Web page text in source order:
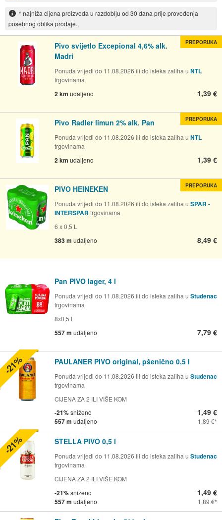
* najniža cijena proizvoda u razdoblju od 30 dana prije provođenja
posebnog oblika prodaje.
Pivo svijetlo Excepional 4,6% alk.
Madri
Ponuda vrijedi do 11.08.2026 ili do isteka zaliha u NTL
trgovinama
2 km udaljeno 1,39 €
PREPORUKA
Pivo Radler limun 2% alk. Pan
Ponuda vrijedi do 11.08.2026 ili do isteka zaliha u NTL
trgovinama
2 km udaljeno 1,39 €
PREPORUKA
PIVO HEINEKEN
Ponuda vrijedi do 11.08.2026 ili do isteka zaliha u SPAR -
INTERSPAR trgovinama
6 x 0,5 L
383 m udaljeno 8,49 €
PREPORUKA
Pan PIVO lager, 4 l
Ponuda vrijedi do 11.08.2026 ili do isteka zaliha u Studenac
trgovinama
8x0,5 l
557 m udaljeno 7,79 €
PAULANER PIVO original, pšenično 0,5 l
Ponuda vrijedi do 11.08.2026 ili do isteka zaliha u Studenac
trgovinama
CIJENA ZA 2 ILI VIŠE KOM
-21%sniženo
557 m udaljeno
1,49 €
1,89 €
-21%
STELLA PIVO 0,5 l
Ponuda vrijedi do 11.08.2026 ili do isteka zaliha u Studenac
trgovinama
CIJENA ZA 2 ILI VIŠE KOM
-21%sniženo
557 m udaljeno
1,49 €
1,89 €
-21%